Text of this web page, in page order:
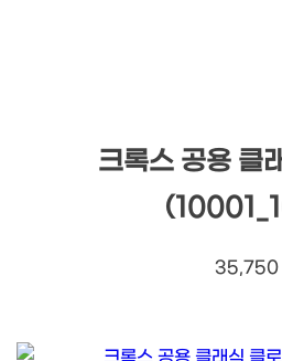
크록스 공용 클
35,750